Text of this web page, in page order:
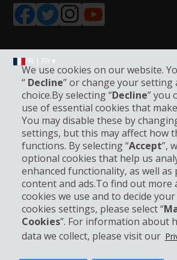
We use cookies on our website.
“ Decline” or change your
choice.By selecting “Decline” you
use of essential cookies that
You may disable these by
settings, but this may affect how
functions. By selecting “Accept”,
optional cookies that help us
enhanced functionality, as well as
content and ads.To find out more
cookies we use and to decide
cookies settings, please select “
Cookies”. For information about
data we collect, please visit our
FR | FR ▾
Informations sur l'entreprise
Entreprise
Support client
Réserver avec Hertz